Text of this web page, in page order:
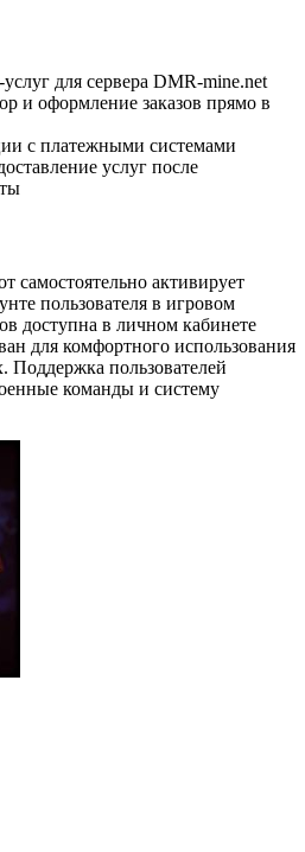
для сервера DMR-mine.net
и оформление заказов прямо в
с платежными системами
услуг после
самостоятельно активирует
пользователя в игровом
доступна в личном кабинете
для комфортного использования
Поддержка пользователей
команды и систему